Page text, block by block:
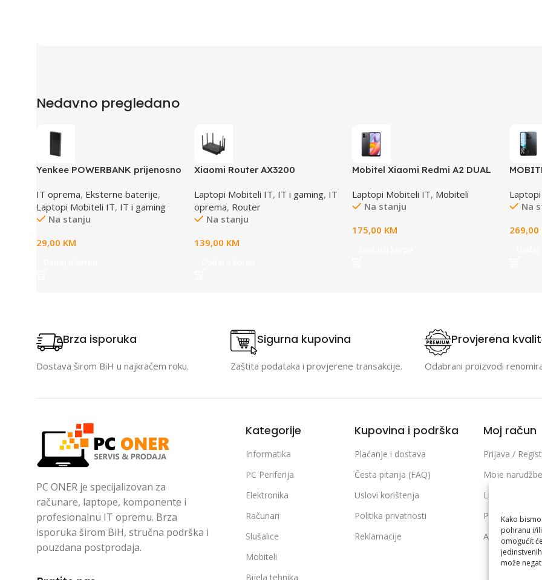
Kako
pohranu i/
omogućit
može
Nedavno pregledano
Yenkee POWERBANK prijenosno
IT oprema, Eksterne baterije,
Laptopi Mobiteli IT, IT i gaming
Na stanju
29,00 KM
Xiaomi Router AX3200
Laptopi Mobiteli IT, IT i gaming, IT
oprema, Router
Na stanju
139,00 KM
Mobitel Xiaomi Redmi A2 DUAL
Laptopi Mobiteli IT, Mobiteli
Na stanju
175,00 KM
Na
269,00
Brza isporuka
Dostava širom BiH u najkraćem roku.
Sigurna kupovina
Zaštita podataka i provjerene transakcije.
Provjerena
Odabrani proizvodi
PC ONER je specijalizovan za
računare, laptope, komponente i
profesionalnu IT opremu. Brza
isporuka širom BiH, stručna podrška i
pouzdana postprodaja.
Kategorije
Informatika
PC Periferija
Elektronika
Računari
Slušalice
Mobiteli
Bijela tehnika
Kupovina i podrška
Plaćanje i dostava
Česta pitanja (FAQ)
Uslovi korištenja
Politika privatnosti
Reklamacije
Moj račun
Prijava /
Moje narudžbe
Lista želja
Poređenje
Adrese i